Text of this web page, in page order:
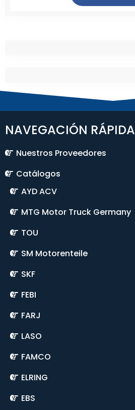
NAVEGACIÓN RÁPIDA
Nuestros Proveedores
Catálogos
AYD ACV
MTG Motor Truck Germany
TOU
SM Motorenteile
SKF
FEBI
FARJ
LASO
FAMCO
ELRING
EBS